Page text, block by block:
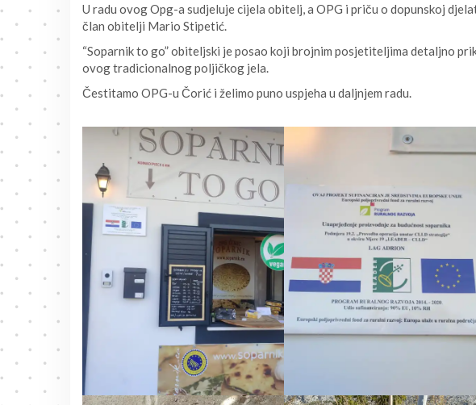
U radu ovog Opg-a sudjeluje cijela obitelj, a OPG i priču o dopunskoj
član obitelji Mario Stipetić.
“Soparnik to go” obiteljski je posao koji brojnim posjetiteljima detaljno
ovog tradicionalnog poljičkog jela.
Čestitamo OPG-u Čorić i želimo puno uspjeha u daljnjem radu.